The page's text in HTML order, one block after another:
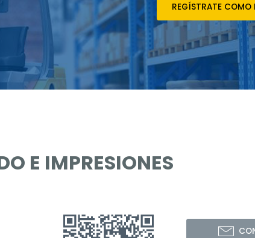
REGÍSTRATE COMO
E IMPRESIONES